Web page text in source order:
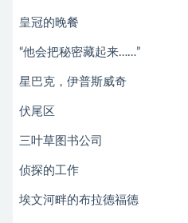
皇冠的晚餐
“他会把秘密藏起来……”
星巴克，伊普斯威奇
伏尾区
三叶草图书公司
侦探的工作
埃文河畔的布拉德福德